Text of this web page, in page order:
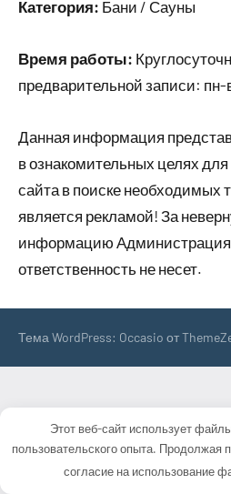
Категория: Бани / Сауны
Время работы:
предварительной записи: пн-
Данная информация
в ознакомительных целях
сайта в поиске необходимых
является рекламой! За
информацию Администрация
ответственность не несет.
Тема WordPress: Occasio от
Этот веб-сайт использует
пользовательского опыта. Продолжая
согласие на использование